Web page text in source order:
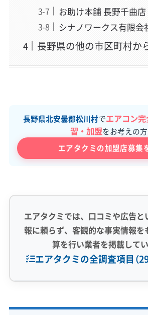
お助け本舗 長野千曲店
シナノワークス有限会
長野県の他の市区町村か
長野県北安曇郡松川村でエアコン
習・加盟をお考えの
エアタクミの加盟店募集
エアタクミでは、口コミや広告と
報に頼らず、客観的な事実情報を
算を行い業者を掲載してい
エアタクミの全調査項目（